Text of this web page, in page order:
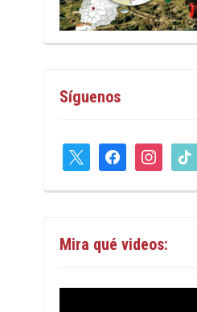
Síguenos
facebookinstagram
tiktok
Mira qué videos: